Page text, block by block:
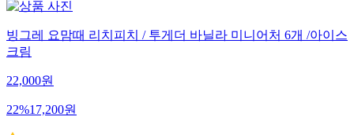
빙그레 요맘때 리치피치 / 투게더 바닐라 미니어처 6개 /아이스
크림
22,000원
22%17,200원